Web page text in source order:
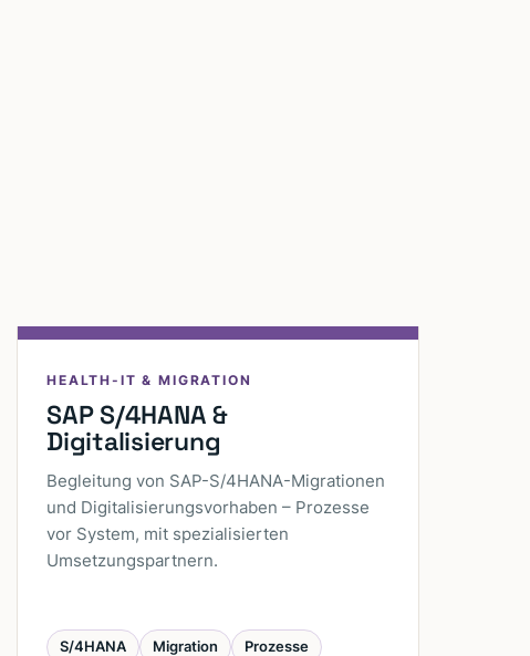
HEALTH-IT & MIGRATION
SAP S/4HANA &
Digitalisierung
Begleitung von SAP-S/4HANA-Migrationen
und Digitalisierungs­vorhaben – Prozesse
vor System, mit spezialisierten
Umsetzungspartnern.
S/4HANA Migration Prozesse